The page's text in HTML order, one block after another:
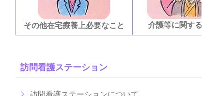
その他在宅療養上必要なこと 介護等に関する相
訪問看護ステーション
訪問看護ステーションについて